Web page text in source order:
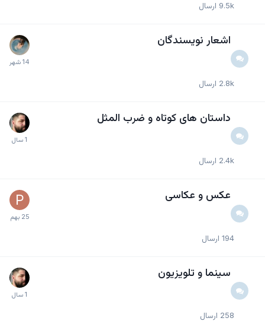
9.5k ارسال
اشعار نویسندگان
2.8k ارسال
داستان های کوتاه و ضرب المثل
2.4k ارسال
عکس و عکاسی
194 ارسال
سینما و تلویزیون
258 ارسال